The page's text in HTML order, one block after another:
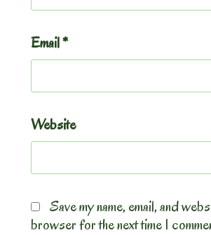
Email*
Website
Save my name, email, and
browser for the next time I